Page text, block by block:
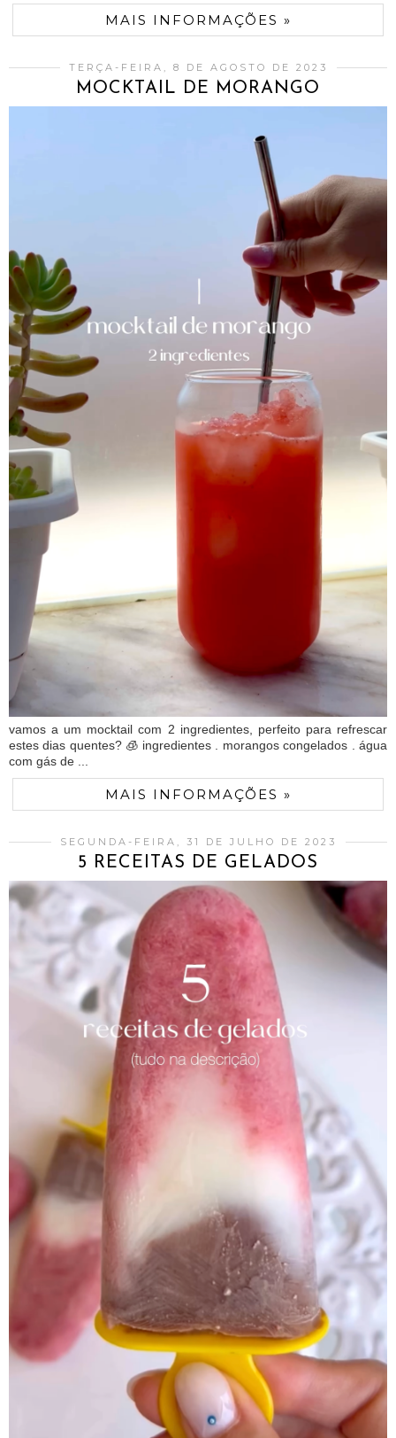
MAIS INFORMAÇÕES »
TERÇA-FEIRA, 8 DE AGOSTO DE 2023
MOCKTAIL DE MORANGO
vamos a um mocktail com 2 ingredientes, perfeito para refrescar
estes dias quentes? 🧊 ingredientes . morangos congelados . água
com gás de ...
MAIS INFORMAÇÕES »
SEGUNDA-FEIRA, 31 DE JULHO DE 2023
5 RECEITAS DE GELADOS